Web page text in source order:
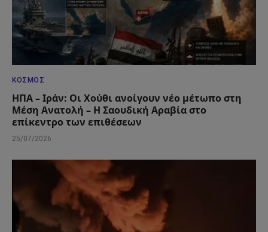
ΚΌΣΜΟΣ
ΗΠΑ – Ιράν: Οι Χούθι ανοίγουν νέο μέτωπο στη
Μέση Ανατολή – Η Σαουδική Αραβία στο
επίκεντρο των επιθέσεων
25/07/2026